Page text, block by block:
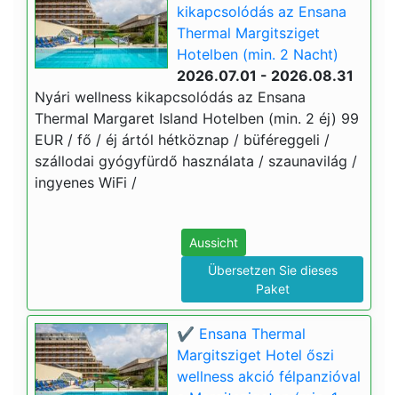
kikapcsolódás az Ensana
Thermal Margitsziget
Hotelben (min. 2 Nacht)
2026.07.01 - 2026.08.31
Nyári wellness kikapcsolódás az Ensana
Thermal Margaret Island Hotelben (min. 2 éj) 99
EUR / fő / éj ártól hétköznap / büféreggeli /
szállodai gyógyfürdő használata / szaunavilág /
ingyenes WiFi /
Aussicht
Übersetzen Sie dieses
Paket
✔️ Ensana Thermal
Margitsziget Hotel őszi
wellness akció félpanzióval